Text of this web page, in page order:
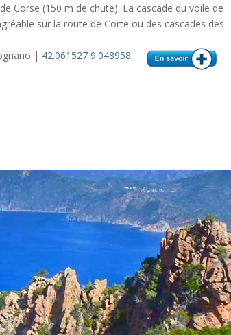
Corse (150 m de chute). La cascade du voile de
sur la route de Corte ou des cascades des
| 42.061527 9.048958